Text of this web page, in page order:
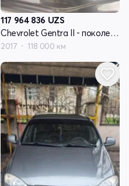
117 964 836 UZS
Chevrolet Gentra II - поколение
2017 118 000 км